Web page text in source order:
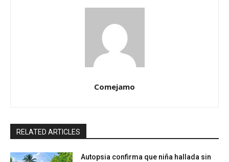
Comejamo
RELATED ARTICLES
Autopsia confirma que niña hallada sin